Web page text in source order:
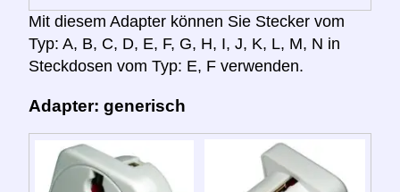
Mit diesem Adapter können Sie Stecker vom
Typ: A, B, C, D, E, F, G, H, I, J, K, L, M, N in
Steckdosen vom Typ: E, F verwenden.
Adapter: generisch